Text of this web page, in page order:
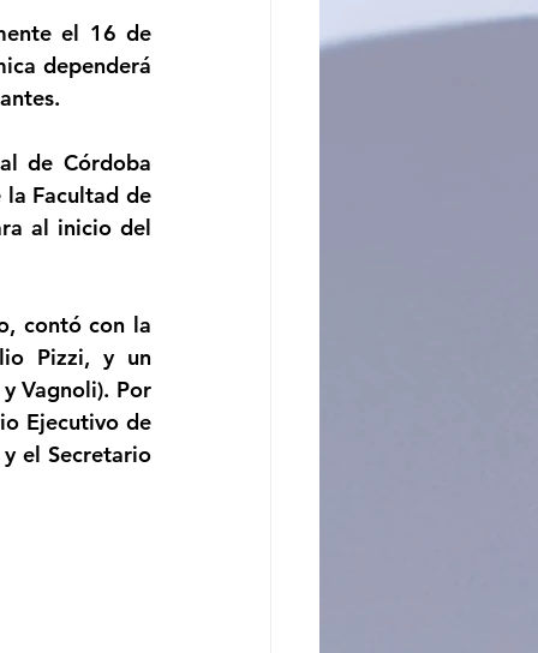
el 16 de
dependerá
de Córdoba
la Facultad de
al inicio del
contó con la
Pizzi, y un
Vagnoli). Por
Ejecutivo de
el Secretario